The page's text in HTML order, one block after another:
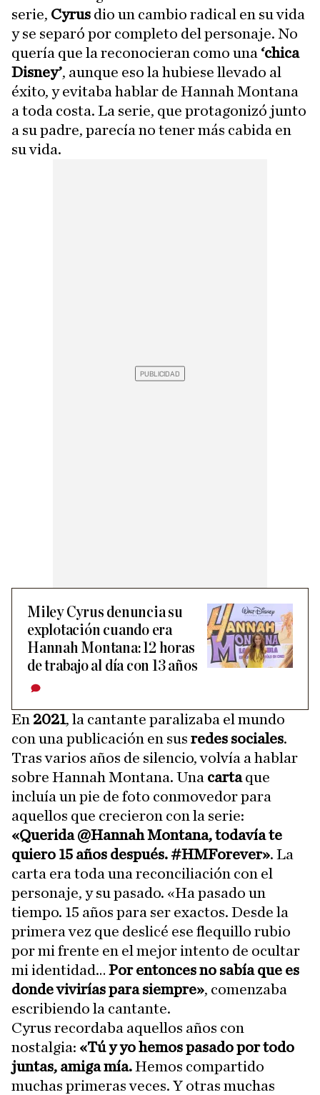
serie, Cyrus dio un cambio radical en su vida
y se separó por completo del personaje. No
quería que la reconocieran como una ‘chica
Disney’, aunque eso la hubiese llevado al
éxito, y evitaba hablar de Hannah Montana
a toda costa. La serie, que protagonizó junto
a su padre, parecía no tener más cabida en
su vida.
Miley Cyrus denuncia su
explotación cuando era
Hannah Montana: 12 horas
de trabajo al día con 13 años
En 2021, la cantante paralizaba el mundo
con una publicación en sus redes sociales.
Tras varios años de silencio, volvía a hablar
sobre Hannah Montana. Una cartaque
incluía un pie de foto conmovedor para
aquellos que crecieron con la serie:
«Querida @Hannah Montana, todavía te
quiero 15 años después. #HMForever». La
carta era toda una reconciliación con el
personaje, y su pasado. «Ha pasado un
tiempo. 15 años para ser exactos. Desde la
primera vez que deslicé ese flequillo rubio
por mi frente en el mejor intento de ocultar
mi identidad… Por entonces no sabía que es
donde vivirías para siempre», comenzaba
escribiendo la cantante.
Cyrus recordaba aquellos años con
nostalgia: «Tú y yo hemos pasado por todo
juntas, amiga mía.Hemos compartido
muchas primeras veces. Y otras muchas